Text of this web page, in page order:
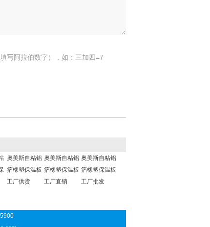
写阿拉伯数字），如：三加四=7
奥美斯自粘铝
箔橡塑保温板
工厂供货
奥美斯自粘铝
箔橡塑保温板
工厂直销
奥美斯自粘铝
箔橡塑保温板
工厂批发